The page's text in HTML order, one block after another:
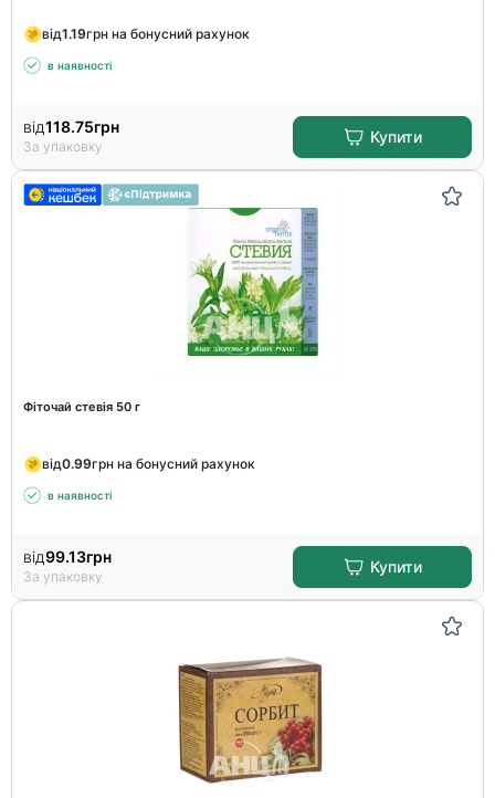
від1.19грн на бонусний рахунок
в наявності
від118.75грн
За упаковку
Купити
Фіточай стевія 50 г
від0.99грн на бонусний рахунок
в наявності
від99.13грн
За упаковку
Купити